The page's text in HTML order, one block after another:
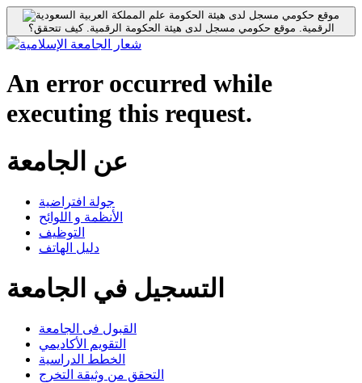
موقع حكومي مسجل لدى هيئة الحكومة
الرقمية. موقع حكومي مسجل لدى هيئة الحكومة الرقمية.كيف تتحقق؟
An error occurred while
executing this request.
عن الجامعة
جولة افتراضية
الأنظمة و اللوائح
التوظيف
دليل الهاتف
التسجيل في الجامعة
القبول فى الجامعة
التقويم الأكاديمي
الخطط الدراسية
التحقق من وثيقة التخرج